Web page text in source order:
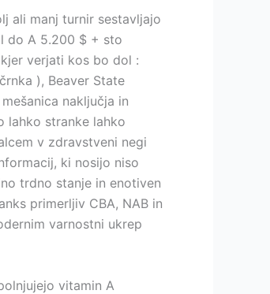
ali manj turnir sestavljajo
do A 5.200 $ + sto
verjati kos bo dol :
), Beaver State
naključja in
lahko stranke lahko
v zdravstveni negi
ki nosijo niso
trdno stanje in enotiven
primerljiv CBA, NAB in
varnostni ukrep
vitamin A